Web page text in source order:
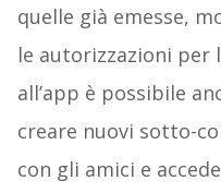
quelle già emesse,
le autorizzazioni per
all’app è possibile
creare nuovi sotto-
con gli amici e